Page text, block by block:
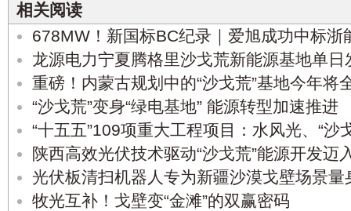
相关阅读
678MW！新国标BC纪录｜爱旭成功中标浙
龙源电力宁夏腾格里沙戈荒新能源基地单日
重磅！内蒙古规划中的“沙戈荒”基地今年将
“沙戈荒”变身“绿电基地” 能源转型加速推进
“十五五”109项重大工程项目：水风光、“沙
陕西高效光伏技术驱动“沙戈荒”能源开发迈
光伏板清扫机器人专为新疆沙漠戈壁场景量
牧光互补！戈壁变“金滩”的双赢密码